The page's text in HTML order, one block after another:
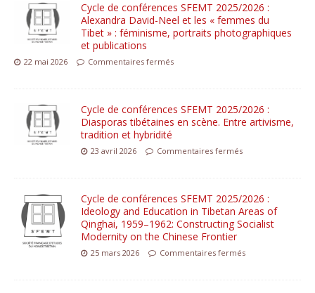
Cycle de conférences SFEMT 2025/2026 :
Alexandra David-Neel et les « femmes du
Tibet » : féminisme, portraits photographiques
et publications
22 mai 2026 Commentaires fermés
Cycle de conférences SFEMT 2025/2026 :
Diasporas tibétaines en scène. Entre artivisme,
tradition et hybridité
23 avril 2026 Commentaires fermés
Cycle de conférences SFEMT 2025/2026 :
Ideology and Education in Tibetan Areas of
Qinghai, 1959–1962: Constructing Socialist
Modernity on the Chinese Frontier
25 mars 2026 Commentaires fermés